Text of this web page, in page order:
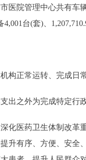
院管理中心共有车辆
台(套)、
正常运转、完成日
之外为完成特定行
医药卫生体制改革重
升有序、方便、安全